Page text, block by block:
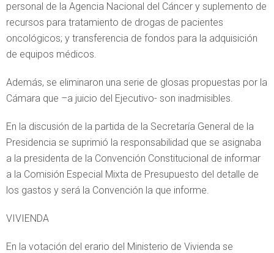
personal de la Agencia Nacional del Cáncer y suplemento de
recursos para tratamiento de drogas de pacientes
oncológicos; y transferencia de fondos para la adquisición
de equipos médicos.
Además, se eliminaron una serie de glosas propuestas por la
Cámara que –a juicio del Ejecutivo- son inadmisibles.
En la discusión de la partida de la Secretaría General de la
Presidencia se suprimió la responsabilidad que se asignaba
a la presidenta de la Convención Constitucional de informar
a la Comisión Especial Mixta de Presupuesto del detalle de
los gastos y será la Convención la que informe.
VIVIENDA
En la votación del erario del Ministerio de Vivienda se